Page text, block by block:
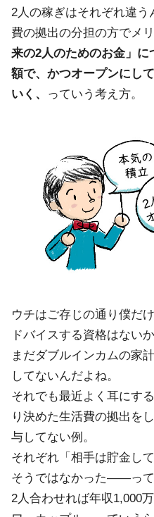
2人の稼ぎはそれぞれ違
費の拠出の分担の方でメ
来の2人のためのお金」に
額で、かつオープンにし
いく、
っていう考え方。
ウチはご存じの通り僕だ
ドバイスする資格はない
まだダブルインカムの家
してないんだよね。
それでも最近よく耳にす
り決めた生活費の拠出を
与してない例。
それぞれ「相手は貯金し
そうではなかった——って
2人合わせれば年収1,000